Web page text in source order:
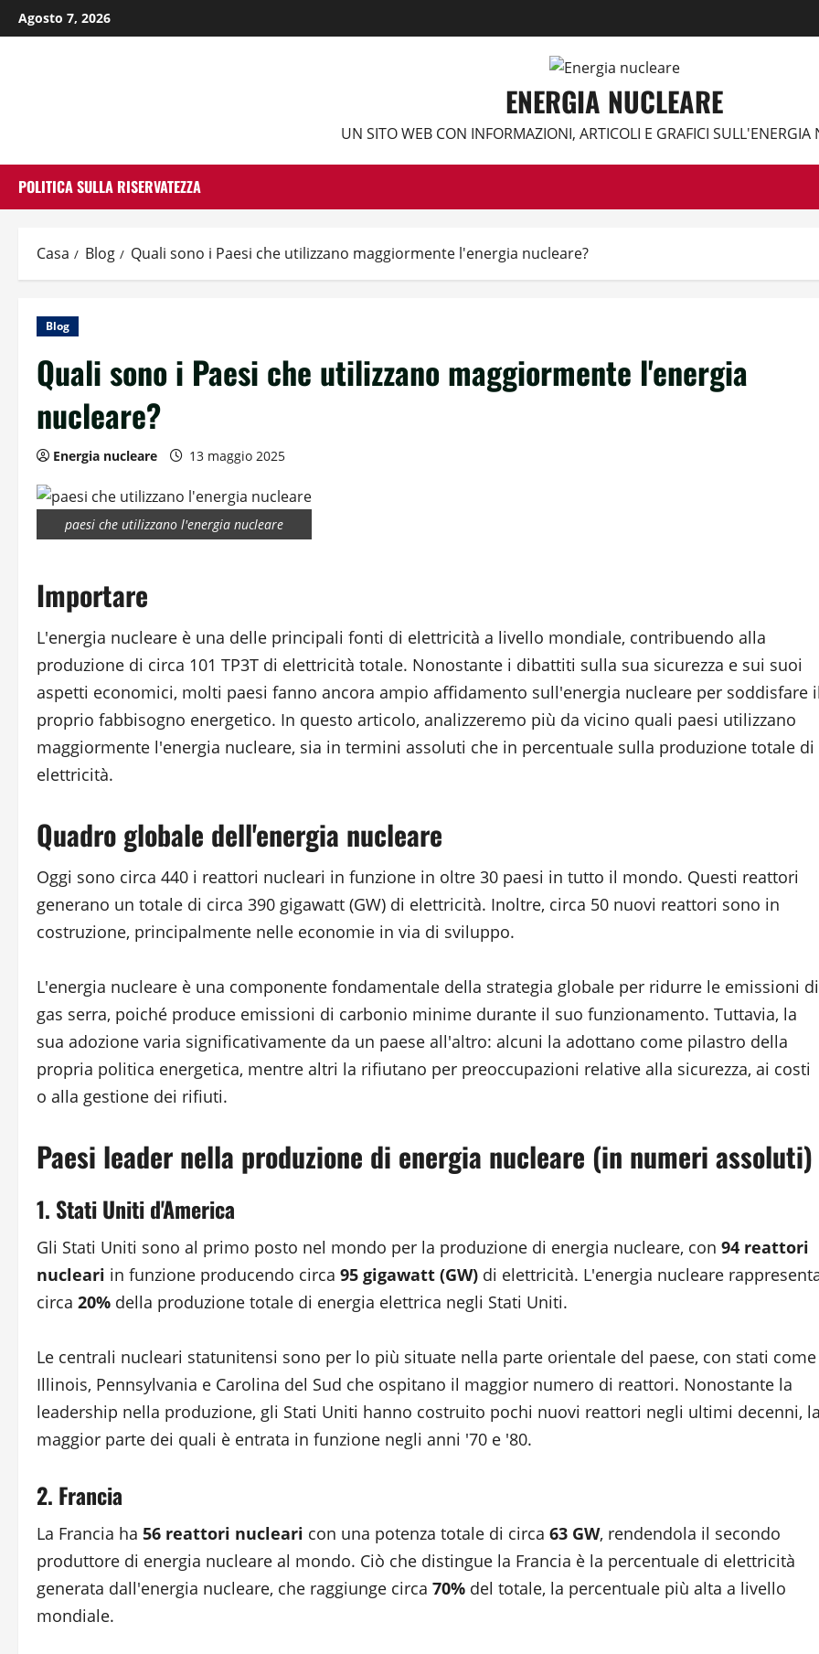
al
Agosto 7, 2026
ENERGIA NUCLEARE
UN SITO WEB CON INFORMAZIONI, ARTICOLI E GRAFICI SULL'ENERGIA
POLITICA SULLA RISERVATEZZA
Casa Blog Quali sono i Paesi che utilizzano maggiormente l'energia nucleare?
Blog
Quali sono i Paesi che utilizzano maggiormente l'energia
nucleare?
Energia nucleare 13 maggio 2025
paesi che utilizzano l'energia nucleare
Importare
L'energia nucleare è una delle principali fonti di elettricità a livello mondiale, contribuendo alla
produzione di circa 101 TP3T di elettricità totale. Nonostante i dibattiti sulla sua sicurezza e sui suoi
aspetti economici, molti paesi fanno ancora ampio affidamento sull'energia nucleare per soddisfare
proprio fabbisogno energetico. In questo articolo, analizzeremo più da vicino quali paesi utilizzano
maggiormente l'energia nucleare, sia in termini assoluti che in percentuale sulla produzione totale di
elettricità.
Quadro globale dell'energia nucleare
Oggi sono circa 440 i reattori nucleari in funzione in oltre 30 paesi in tutto il mondo. Questi reattori
generano un totale di circa 390 gigawatt (GW) di elettricità. Inoltre, circa 50 nuovi reattori sono in
costruzione, principalmente nelle economie in via di sviluppo.
L'energia nucleare è una componente fondamentale della strategia globale per ridurre le emissioni di
gas serra, poiché produce emissioni di carbonio minime durante il suo funzionamento. Tuttavia, la
sua adozione varia significativamente da un paese all'altro: alcuni la adottano come pilastro della
propria politica energetica, mentre altri la rifiutano per preoccupazioni relative alla sicurezza, ai costi
o alla gestione dei rifiuti.
Paesi leader nella produzione di energia nucleare (in numeri assoluti)
1. Stati Uniti d'America
Gli Stati Uniti sono al primo posto nel mondo per la produzione di energia nucleare, con 94 reattori
nucleari in funzione producendo circa 95 gigawatt (GW) di elettricità. L'energia nucleare
circa 20% della produzione totale di energia elettrica negli Stati Uniti.
Le centrali nucleari statunitensi sono per lo più situate nella parte orientale del paese, con stati come
Illinois, Pennsylvania e Carolina del Sud che ospitano il maggior numero di reattori. Nonostante la
leadership nella produzione, gli Stati Uniti hanno costruito pochi nuovi reattori negli ultimi decenni,
maggior parte dei quali è entrata in funzione negli anni '70 e '80.
2. Francia
La Francia ha 56 reattori nucleari con una potenza totale di circa 63 GW, rendendola il secondo
produttore di energia nucleare al mondo. Ciò che distingue la Francia è la percentuale di elettricità
generata dall'energia nucleare, che raggiunge circa 70% del totale, la percentuale più alta a livello
mondiale.